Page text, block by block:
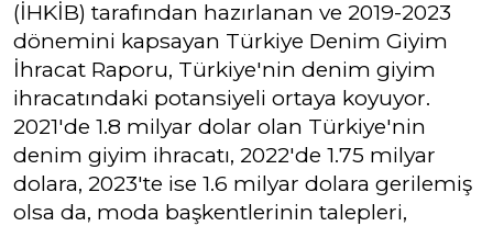
(İHKİB) tarafından hazırlanan ve 2019-2023
dönemini kapsayan Türkiye Denim Giyim
İhracat Raporu, Türkiye'nin denim giyim
ihracatındaki potansiyeli ortaya koyuyor.
2021'de 1.8 milyar dolar olan Türkiye'nin
denim giyim ihracatı, 2022'de 1.75 milyar
dolara, 2023'te ise 1.6 milyar dolara gerilemiş
olsa da, moda başkentlerinin talepleri,